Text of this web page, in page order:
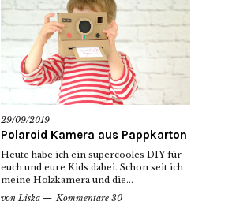
29/09/2019
Polaroid Kamera aus Pappkarton
Heute habe ich ein supercooles DIY für
euch und eure Kids dabei. Schon seit ich
meine Holzkamera und die...
von Liska Kommentare 30